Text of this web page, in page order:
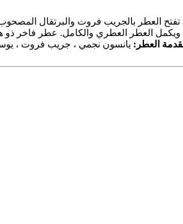
العطر بالجريب فروت والبرتقال المصحوب
ويكمل العطر العطري والكامل. عطر فاخر
العطر: يانسون نجمي ، جريب فروت ،